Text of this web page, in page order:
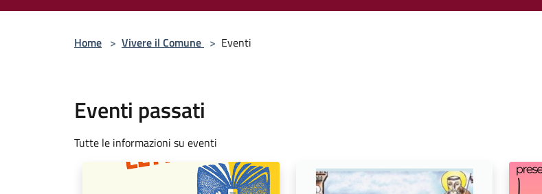
Home > Vivere il Comune > Eventi
Eventi passati
Tutte le informazioni su eventi